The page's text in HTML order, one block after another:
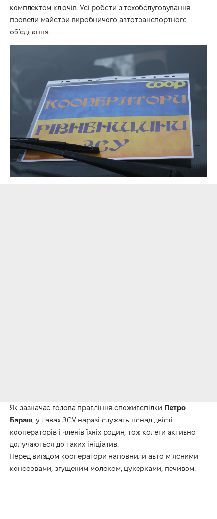
комплектом ключів. Усі роботи з техобслуговування
провели майстри виробничого автотранспортного
об’єднання.
Як зазначає голова правління споживспілки Петро
Бараш, у лавах ЗСУ наразі служать понад двісті
кооператорів і членів їхніх родин, тож колеги активно
долучаються до таких ініціатив.
Перед виїздом кооператори наповнили авто м’ясними
консервами, згущеним молоком, цукерками, печивом.